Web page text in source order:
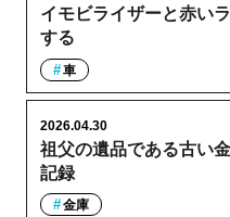
イモビライザーと赤い
する
車
祖父の遺品である古い
記録
2026.04.30
金庫